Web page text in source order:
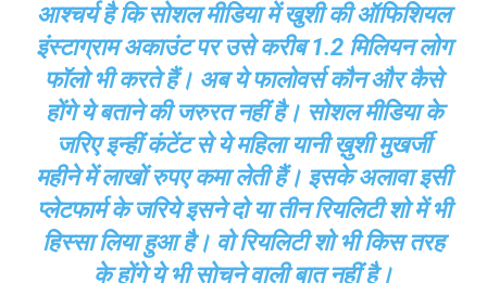
आश्चर्य है कि सोशल मीडिया में खुशी की ऑफिशियल
इंस्टाग्राम अकाउंट पर उसे करीब 1.2 मिलियन लोग
फॉलो भी करते हैं। अब ये फालोवर्स कौन और कैसे
होंगे ये बताने की जरुरत नहीं है। सोशल मीडिया के
जरिए इन्हीं कंटेंट से ये महिला यानी ख़ुशी मुखर्जी
महीने में लाखों रुपए कमा लेती हैं। इसके अलावा इसी
प्लेटफार्म के जरिये इसने दो या तीन रियलिटी शो में भी
हिस्सा लिया हुआ है। वो रियलिटी शो भी किस तरह
के होंगे ये भी सोचने वाली बात नहीं है।